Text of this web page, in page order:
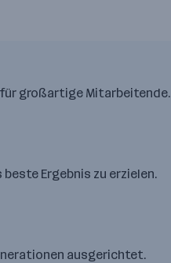
großartige Mitarbeitende.
Ergebnis zu erzielen.
ausgerichtet.